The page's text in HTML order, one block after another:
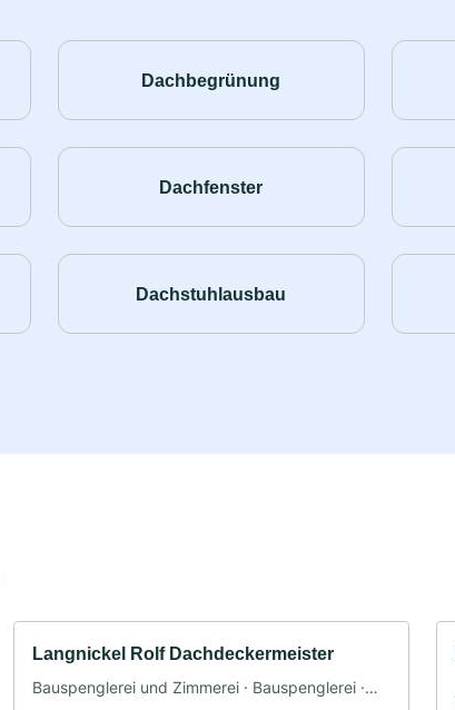
Dachbegrünung
Dachfenster
Dachstuhlausbau
Langnickel Rolf Dachdeckermeister
Bauspenglerei und Zimmerei · Bauspenglerei ·